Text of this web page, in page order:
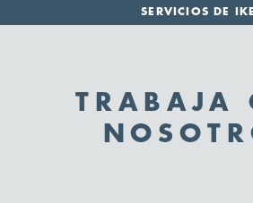
SERVICIOS DE
TRABAJA